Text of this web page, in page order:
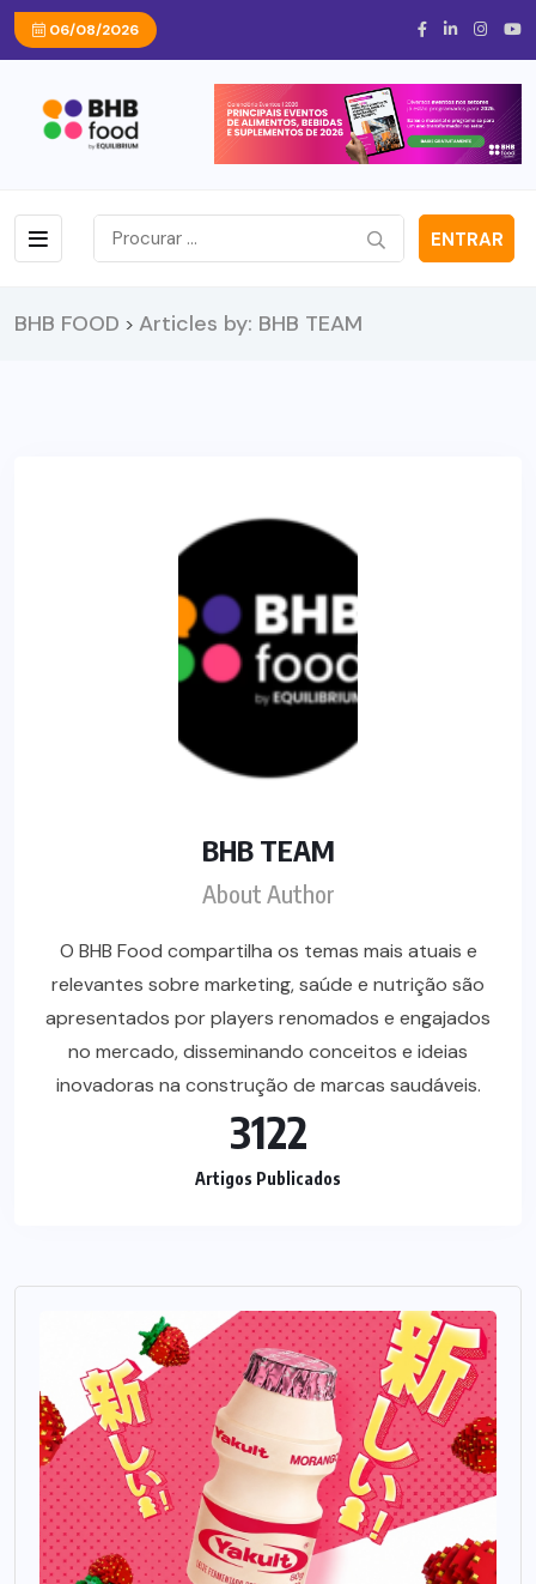
06/08/2026
ENTRAR
BHB FOOD > Articles by: BHB TEAM
BHB TEAM
About Author
O BHB Food compartilha os temas mais atuais e
relevantes sobre marketing, saúde e nutrição são
apresentados por players renomados e engajados
no mercado, disseminando conceitos e ideias
inovadoras na construção de marcas saudáveis.
3122
Artigos Publicados